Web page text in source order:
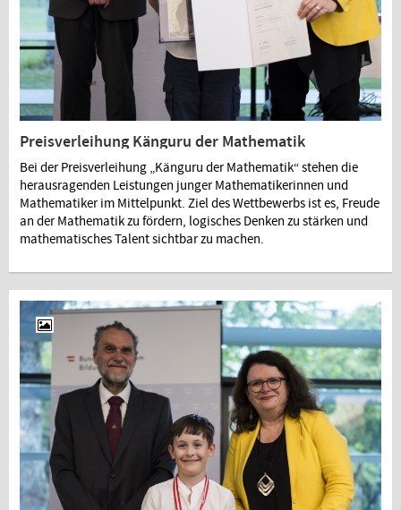
Preisverleihung Känguru der Mathematik
Bei der Preisverleihung „Känguru der Mathematik“ stehen die
herausragenden Leistungen junger Mathematikerinnen und
Mathematiker im Mittelpunkt. Ziel des Wettbewerbs ist es, Freude
an der Mathematik zu fördern, logisches Denken zu stärken und
mathematisches Talent sichtbar zu machen.